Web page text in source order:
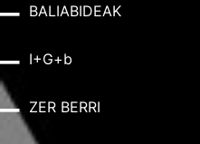
BALIABIDEAK
I+G+b
ZER BERRI